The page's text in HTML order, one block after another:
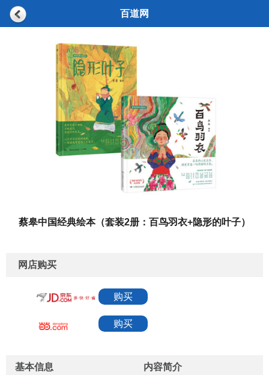
百道网
蔡皋中国经典绘本（套装2册：百鸟羽衣+隐形的叶子）
网店购买
购买
购买
基本信息 内容简介